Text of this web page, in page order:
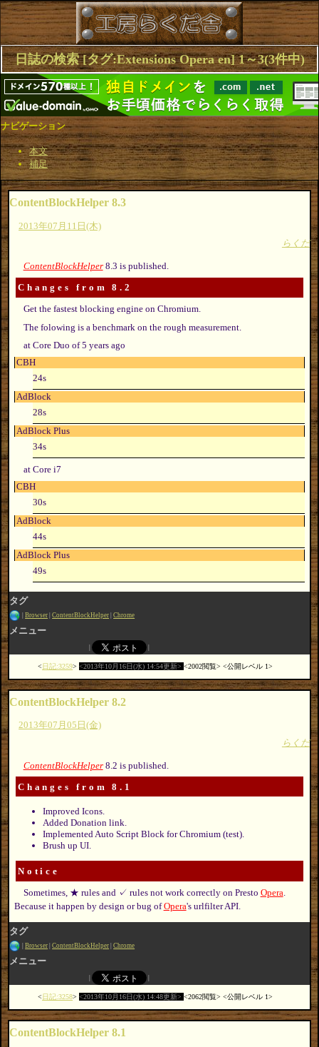
日誌の検索 [タグ:Extensions Opera en] 1～3(3件中)
ナビゲーション
本文
補足
ContentBlockHelper 8.3
2013年07月11日(木)
らくだ
ContentBlockHelper8.3 is published.
Changes from 8.2
Get the fastest blocking engine on Chromium.
The folowing is a benchmark on the rough measurement.
at Core Duo of 5 years ago
CBH
24s
AdBlock
28s
AdBlock Plus
34s
at Core i7
CBH
30s
AdBlock
44s
AdBlock Plus
49s
タグ
Browser ContentBlockHelper Chrome
メニュー
日記:3259 2013年10月16日(水) 14:54更新 2002閲覧 公開レベル 1
ContentBlockHelper 8.2
2013年07月05日(金)
らくだ
ContentBlockHelper8.2 is published.
Changes from 8.1
Improved Icons.
Added Donation link.
Implemented Auto Script Block for Chromium (test).
Brush up UI.
Notice
Sometimes, ★ rules and ✓ rules not work correctly on Presto Opera.
Because it happen by design or bug ofOpera's urlfilter API.
タグ
Browser ContentBlockHelper Chrome
メニュー
日記:3258 2013年10月16日(水) 14:48更新 2062閲覧 公開レベル 1
ContentBlockHelper 8.1